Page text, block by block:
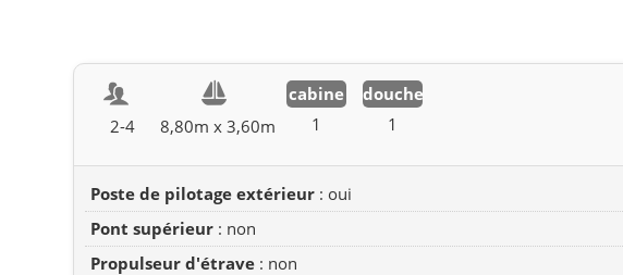
2-4 8,80m x 3,60m
cabine
1
douche
1
Poste de pilotage extérieur : oui
Pont supérieur : non
Propulseur d'étrave : non